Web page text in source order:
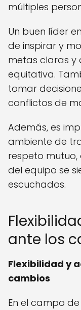
múltiples
Un buen líder
de inspirar y
metas claras y
equitativa.
tomar
conflictos de
Además, es
ambiente de
respeto
del equipo se
escuchados.
ante los
Flexibilidad y
cambios
En el campo